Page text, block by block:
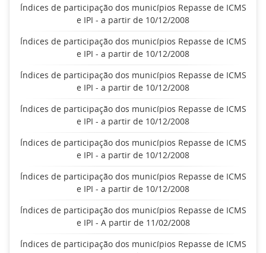
Índices de participação dos municípios Repasse de ICMS
e IPI - a partir de 10/12/2008
Índices de participação dos municípios Repasse de ICMS
e IPI - a partir de 10/12/2008
Índices de participação dos municípios Repasse de ICMS
e IPI - a partir de 10/12/2008
Índices de participação dos municípios Repasse de ICMS
e IPI - a partir de 10/12/2008
Índices de participação dos municípios Repasse de ICMS
e IPI - a partir de 10/12/2008
Índices de participação dos municípios Repasse de ICMS
e IPI - a partir de 10/12/2008
Índices de participação dos municípios Repasse de ICMS
e IPI - A partir de 11/02/2008
Índices de participação dos municípios Repasse de ICMS